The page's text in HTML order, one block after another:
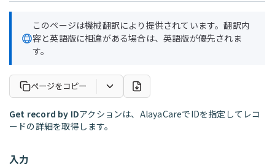
このページは機械翻訳により提供されています。翻訳内
容と英語版に相違がある場合は、英語版が優先されま
す。
ページをコピー
Get record by IDアクションは、AlayaCareでIDを指定してレコ
ードの詳細を取得します。
入力